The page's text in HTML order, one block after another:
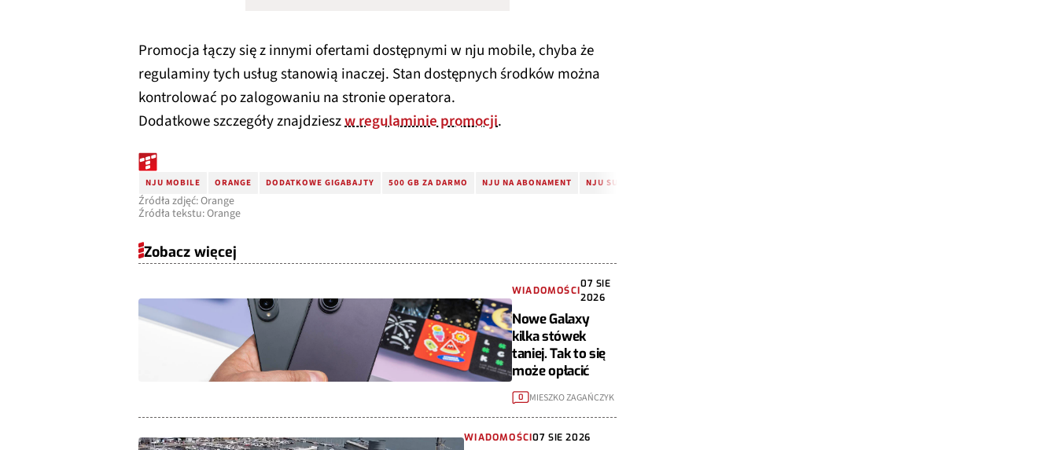
Promocja łączy się z innymi ofertami dostępnymi w nju mobile, chyba że
regulaminy tych usług stanowią inaczej. Stan dostępnych środków można
kontrolować po zalogowaniu na stronie operatora.
Dodatkowe szczegóły znajdzieszw regulaminie promocji.
NJU MOBILE ORANGE DODATKOWE GIGABAJTY 500 GB ZA DARMO NJU NA ABONAMENT NJU SUBSKRYPCJA
Źródła zdjęć: Orange
Źródła tekstu: Orange
Zobacz więcej
WIADOMOŚCI
07 SIE
2026
Nowe Galaxy
kilka stówek
taniej. Tak to się
może opłacić
0 MIESZKO ZAGAŃCZYK
WIADOMOŚCI07 SIE 2026